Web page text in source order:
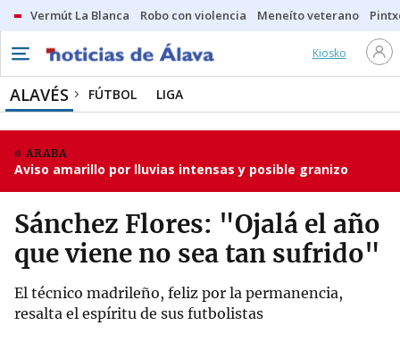
Vermút La Blanca Robo con violencia Meneíto veterano
Kiosko
ALAVÉS FÚTBOL LIGA
ARABA
Aviso amarillo por lluvias intensas y posible granizo
Sánchez Flores: "Ojalá el año
que viene no sea tan sufrido"
El técnico madrileño, feliz por la permanencia,
resalta el espíritu de sus futbolistas